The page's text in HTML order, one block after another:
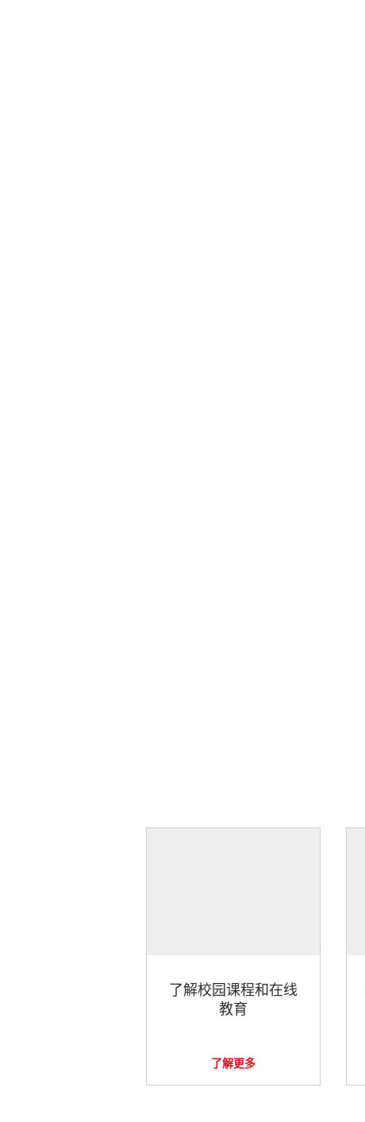
了解校园课程和在线
教育
了解更多